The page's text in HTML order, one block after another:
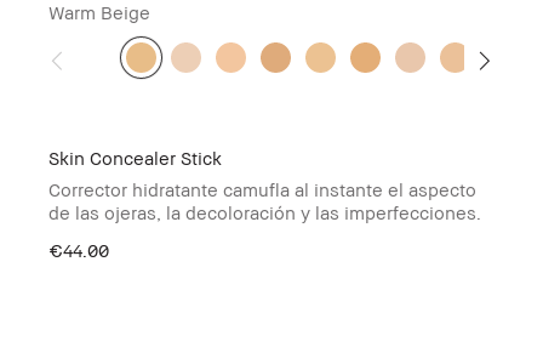
Warm Beige
Skin Concealer Stick
Corrector hidratante camufla al instante el aspecto
de las ojeras, la decoloración y las imperfecciones.
€44.00